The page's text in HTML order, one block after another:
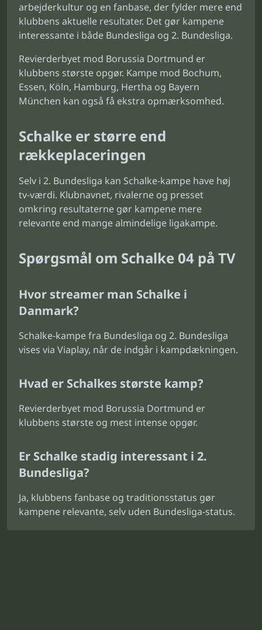
arbejderkultur og en fanbase, der fylder mere end
klubbens aktuelle resultater. Det gør kampene
interessante i både Bundesliga og 2. Bundesliga.
Revierderbyet mod Borussia Dortmund er
klubbens største opgør. Kampe mod Bochum,
Essen, Köln, Hamburg, Hertha og Bayern
München kan også få ekstra opmærksomhed.
Schalke er større end
rækkeplaceringen
Selv i 2. Bundesliga kan Schalke-kampe have høj
tv-værdi. Klubnavnet, rivalerne og presset
omkring resultaterne gør kampene mere
relevante end mange almindelige ligakampe.
Spørgsmål om Schalke 04 på TV
Hvor streamer man Schalke i
Danmark?
Schalke-kampe fra Bundesliga og 2. Bundesliga
vises via Viaplay, når de indgår i kampdækningen.
Hvad er Schalkes største kamp?
Revierderbyet mod Borussia Dortmund er
klubbens største og mest intense opgør.
Er Schalke stadig interessant i 2.
Bundesliga?
Ja, klubbens fanbase og traditionsstatus gør
kampene relevante, selv uden Bundesliga-status.